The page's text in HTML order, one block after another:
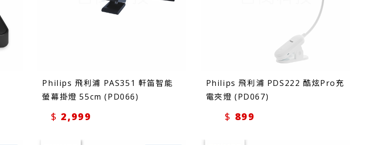
Philips 飛利浦 PAS351 軒笛智能
螢幕掛燈 55cm (PD066)
2,999
Philips 飛利浦 PDS222 酷炫Pro充
電夾燈 (PD067)
899